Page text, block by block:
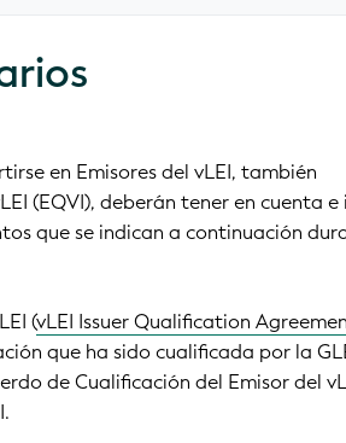
en Emisores del vLEI, también
(EQVI), deberán tener en cuenta e
que se indican a continuación
(vLEI Issuer Qualification
que ha sido cualificada por la
de Cualificación del Emisor del